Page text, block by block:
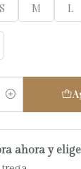
S M L
ahora y